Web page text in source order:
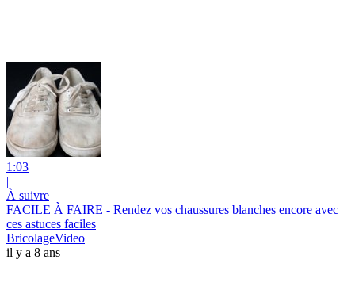
1:03
|
À suivre
FACILE À FAIRE - Rendez vos chaussures blanches encore avec
ces astuces faciles
BricolageVideo
il y a 8 ans